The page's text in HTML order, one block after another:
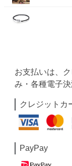
お支払いは、
み・各種電子
クレジットカ
PayPay